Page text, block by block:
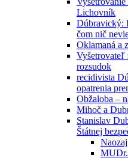
Lichovník
Dúbravický:
čom nič
Oklamaná a
Vyšetrovateľ
rozsudok
recidivista
opatrenia
Obžaloba –
Mihoč a
Stanislav
Štátnej